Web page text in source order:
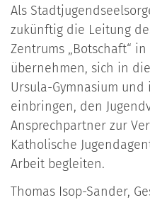
Als
zukünftig die Leitung
Zentrums „Botschaft“
übernehmen, sich in
Ursula-Gymnasium
einbringen, den
Ansprechpartner zur
Katholische
Arbeit begleiten.
Thomas Isop-Sander,